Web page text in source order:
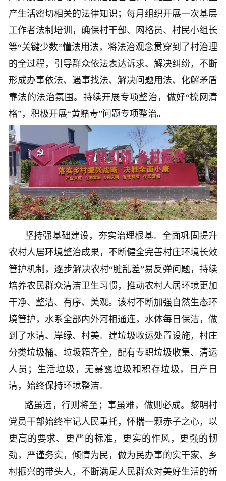
产生活密切相关的法律知识；每月组织开展一次基层
工作者法制培训，确保村干部、网格员、村民小组长
等“关键少数”懂法用法，将法治观念贯穿到了村治理
的全过程，引导群众依法表达诉求、解决纠纷，不断
形成办事依法、遇事找法、解决问题用法、化解矛盾
靠法的法治氛围。持续开展专项整治，做好“梳网清
格”，积极开展“黄赌毒”问题专项整治。
坚持强基础建设，夯实治理根基。全面巩固提升
农村人居环境整治成果，不断健全完善村庄环境长效
管护机制，逐步解决农村“脏乱差”易反弹问题，持续
培养农民群众清洁卫生习惯，推动农村人居环境更加
干净、整洁、有序、美观。该村不断加强自然生态环
境管护，水系全部内外河相通连，水体每日保洁，做
到了水清、岸绿、村美。建垃圾收运处置设施，村庄
分类垃圾桶、垃圾箱齐全，配有专职垃圾收集、清运
人员；生活垃圾，无暴露垃圾和积存垃圾，日产日
清，始终保持环境整洁。
路虽远，行则将至；事虽难，做则必成。黎明村
党员干部始终牢记人民重托，怀揣一颗赤子之心，以
更高的要求、更严的标准，更实的作风，更强的韧
劲，严谨务实，倾情为民，做为民办事的实干家、乡
村振兴的带头人，不断满足人民群众对美好生活的新